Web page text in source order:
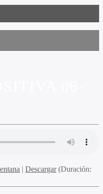
| Descargar(Duración: